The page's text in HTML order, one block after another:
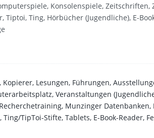
Konsolenspiele,
Tiptoi, Ting, Hörbücher (Jugendliche), E-
Lesungen, Führungen,
Veranstaltungen
Munzinger
TipToi-Stifte, Tablets, E-Book-Reader,